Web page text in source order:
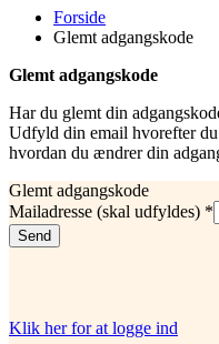
Forside
Glemt adgangskode
Glemt adgangskode
Har du glemt din
Udfyld din email hvorefter
hvordan du ændrer din
Glemt adgangskode
Mailadresse (skal udfyldes) *
Send
Klik her for at logge ind